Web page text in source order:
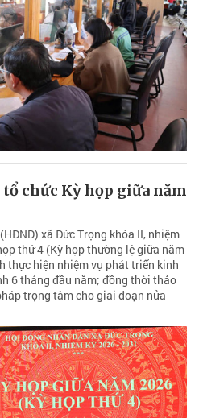
chức Kỳ họp giữa năm
xã Đức Trọng khóa II, nhiệm
thứ 4 (Kỳ họp thường lệ giữa năm
thực hiện nhiệm vụ phát triển kinh
6 tháng đầu năm; đồng thời thảo
trọng tâm cho giai đoạn nửa